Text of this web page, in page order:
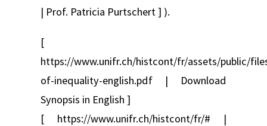
| Prof. Patricia Purtschert ] ).
[
https://www.unifr.ch/histcont/fr/assets/public/
of-inequality-english.pdf | Download
Synopsis in English ]
[ https://www.unifr.ch/histcont/fr/# |